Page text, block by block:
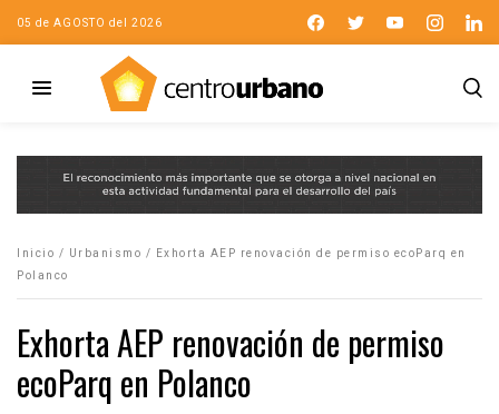
05 de AGOSTO del 2026
Inicio / Urbanismo /
Exhorta AEP renovación de permiso ecoParq en
Polanco
Exhorta AEP renovación de permiso
ecoParq en Polanco